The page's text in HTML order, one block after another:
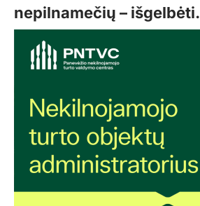
nepilnamečių – išgelbėti.